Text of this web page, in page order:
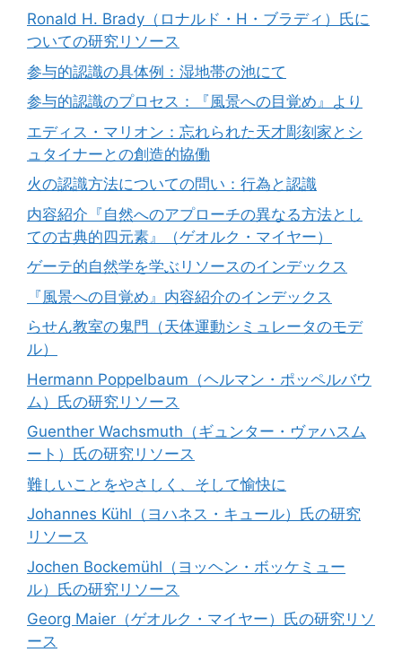
Ronald H. Brady（ロナルド・H・ブラディ）氏に
ついての研究リソース
参与的認識の具体例：湿地帯の池にて
参与的認識のプロセス：『風景への目覚め』より
エディス・マリオン：忘れられた天才彫刻家とシ
ュタイナーとの創造的協働
火の認識方法についての問い：行為と認識
内容紹介『自然へのアプローチの異なる方法とし
ての古典的四元素』（ゲオルク・マイヤー）
ゲーテ的自然学を学ぶリソースのインデックス
『風景への目覚め』内容紹介のインデックス
らせん教室の鬼門（天体運動シミュレータのモデ
ル）
Hermann Poppelbaum（ヘルマン・ポッペルバウ
ム）氏の研究リソース
Guenther Wachsmuth（ギュンター・ヴァハスム
ート）氏の研究リソース
難しいことをやさしく、そして愉快に
Johannes Kühl（ヨハネス・キュール）氏の研究
リソース
Jochen Bockemühl（ヨッヘン・ボッケミュー
ル）氏の研究リソース
Georg Maier（ゲオルク・マイヤー）氏の研究リソ
ース